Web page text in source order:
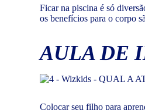
Ficar na piscina é só
os benefícios para o corpo
AULA DE
Colocar seu filho para